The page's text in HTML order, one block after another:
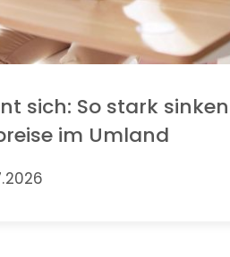
sich: So stark sinken
im Umland